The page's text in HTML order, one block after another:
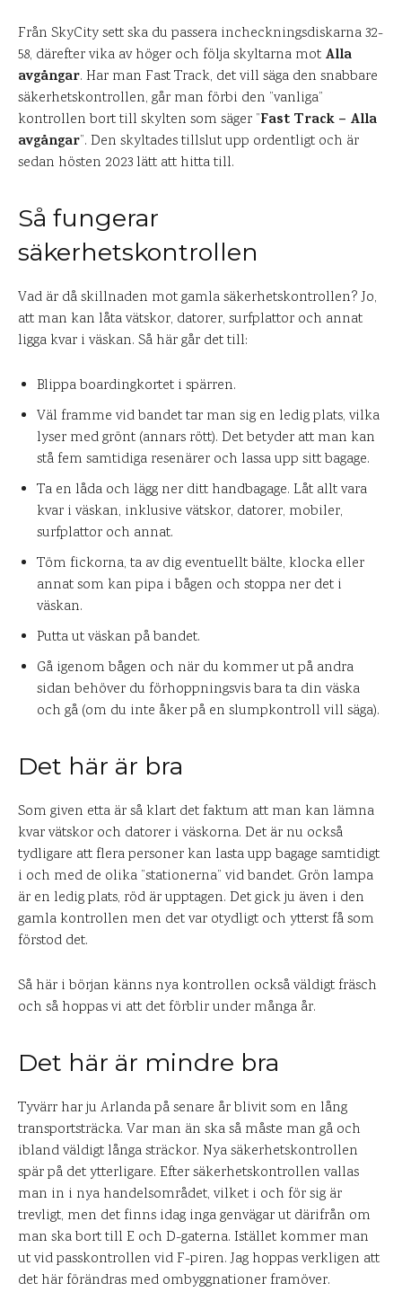
Från SkyCity sett ska du passera incheckningsdiskarna 32-
58, därefter vika av höger och följa skyltarna mot Alla
avgångar. Har man Fast Track, det vill säga den snabbare
säkerhetskontrollen, går man förbi den ”vanliga”
kontrollen bort till skylten som säger ”Fast Track – Alla
avgångar”. Den skyltades tillslut upp ordentligt och är
sedan hösten 2023 lätt att hitta till.
Så fungerar
säkerhetskontrollen
Vad är då skillnaden mot gamla säkerhetskontrollen? Jo,
att man kan låta vätskor, datorer, surfplattor och annat
ligga kvar i väskan. Så här går det till:
Blippa boardingkortet i spärren.
Väl framme vid bandet tar man sig en ledig plats, vilka
lyser med grönt (annars rött). Det betyder att man kan
stå fem samtidiga resenärer och lassa upp sitt bagage.
Ta en låda och lägg ner ditt handbagage. Låt allt vara
kvar i väskan, inklusive vätskor, datorer, mobiler,
surfplattor och annat.
Töm fickorna, ta av dig eventuellt bälte, klocka eller
annat som kan pipa i bågen och stoppa ner det i
väskan.
Putta ut väskan på bandet.
Gå igenom bågen och när du kommer ut på andra
sidan behöver du förhoppningsvis bara ta din väska
och gå (om du inte åker på en slumpkontroll vill säga).
Det här är bra
Som given etta är så klart det faktum att man kan lämna
kvar vätskor och datorer i väskorna. Det är nu också
tydligare att flera personer kan lasta upp bagage samtidigt
i och med de olika ”stationerna” vid bandet. Grön lampa
är en ledig plats, röd är upptagen. Det gick ju även i den
gamla kontrollen men det var otydligt och ytterst få som
förstod det.
Så här i början känns nya kontrollen också väldigt fräsch
och så hoppas vi att det förblir under många år.
Det här är mindre bra
Tyvärr har ju Arlanda på senare år blivit som en lång
transportsträcka. Var man än ska så måste man gå och
ibland väldigt långa sträckor. Nya säkerhetskontrollen
spär på det ytterligare. Efter säkerhetskontrollen vallas
man in i nya handelsområdet, vilket i och för sig är
trevligt, men det finns idag inga genvägar ut därifrån om
man ska bort till E och D-gaterna. Istället kommer man
ut vid passkontrollen vid F-piren. Jag hoppas verkligen att
det här förändras med ombyggnationer framöver.